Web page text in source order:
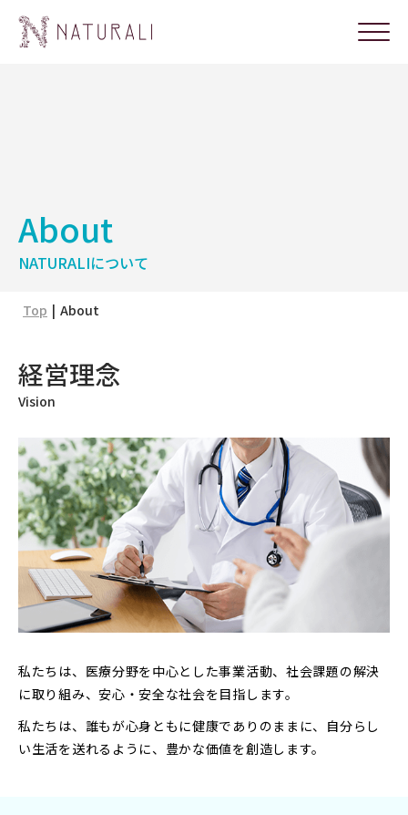
About
NATURALIについて
Top About
経営理念
Vision
私たちは、医療分野を中心とした事業活動、社会課題の解決
に取り組み、安心・安全な社会を目指します。
私たちは、誰もが心身ともに健康でありのままに、自分らし
い生活を送れるように、豊かな価値を創造します。